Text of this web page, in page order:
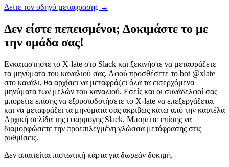
Δείτε τον οδηγό μετάφρασης →
Δεν είστε πεπεισμένοι; Δοκιμάστε το με
την ομάδα σας!
Εγκαταστήστε το X-late στο Slack και ξεκινήστε να μεταφράζετε
τα μηνύματα του καναλιού σας. Αφού προσθέσετε το bot @xlate
στο κανάλι, θα αρχίσει να μεταφράζει όλα τα εισερχόμενα
μηνύματα των μελών του καναλιού. Εσείς και οι συνάδελφοί σας
μπορείτε επίσης να εξουσιοδοτήσετε το X-late να επεξεργάζεται
και να μεταφράζει τα μηνύματά σας ακριβώς κάτω από την καρτέλα
Αρχική σελίδα της εφαρμογής Slack. Μπορείτε επίσης να
διαμορφώσετε την προεπιλεγμένη γλώσσα μετάφρασης στις
ρυθμίσεις.
Δεν απαιτείται πιστωτική κάρτα για δωρεάν δοκιμή.